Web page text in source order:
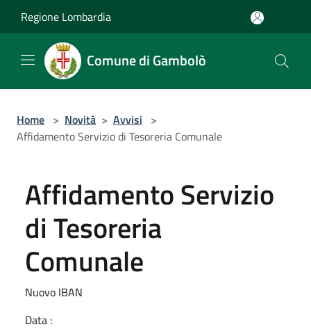
Regione Lombardia
Comune di Gambolò
Home > Novità > Avvisi >
Affidamento Servizio di Tesoreria Comunale
Affidamento Servizio
di Tesoreria
Comunale
Nuovo IBAN
Data :